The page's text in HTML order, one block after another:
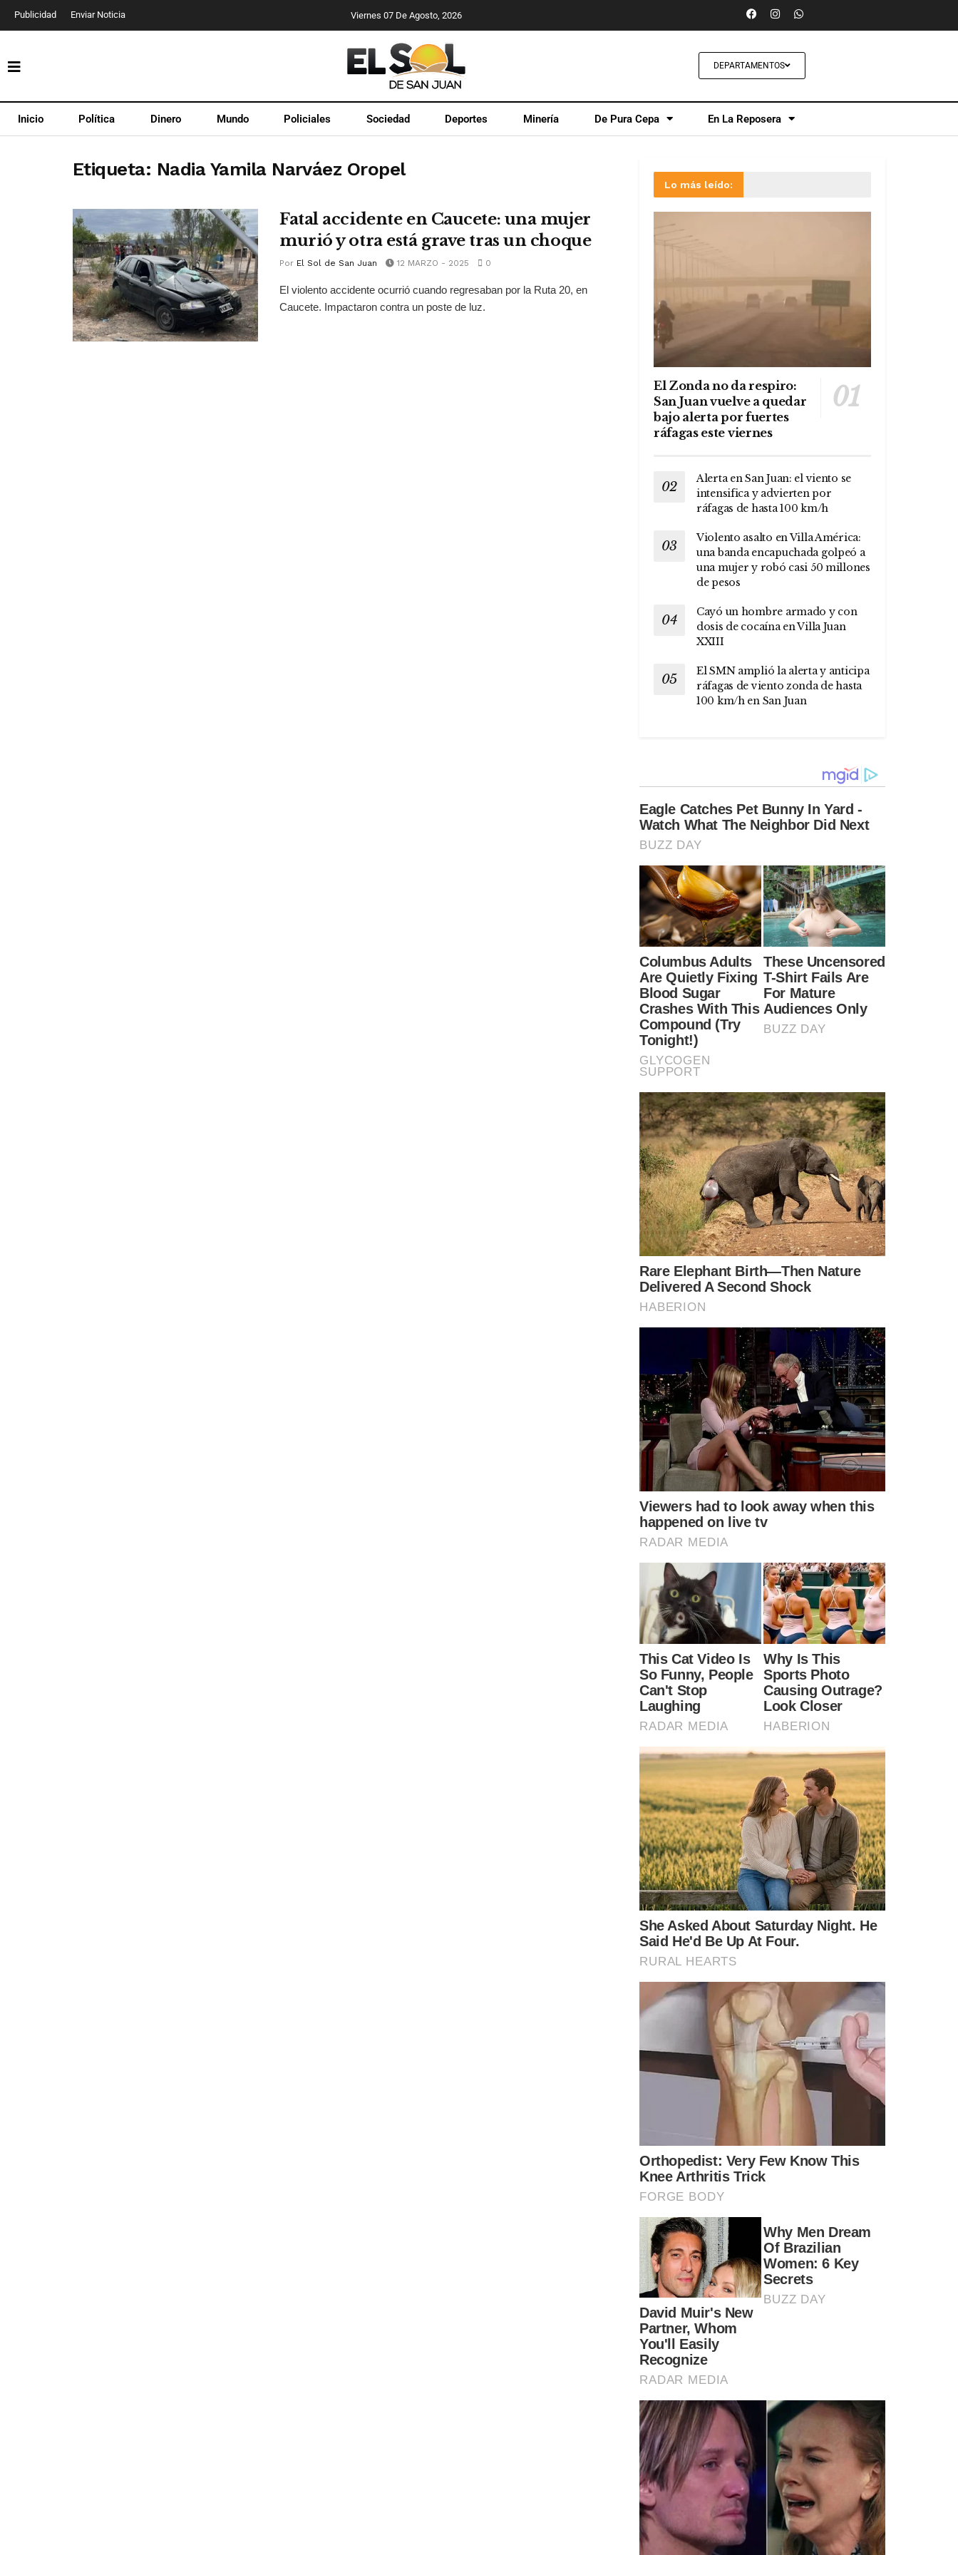
Publicidad Enviar Noticia Viernes 07 De Agosto, 2026
DEPARTAMENTOS
Inicio Política Dinero Mundo Policiales Sociedad Deportes Minería De Pura Cepa En La Reposera
Etiqueta: Nadia Yamila Narváez Oropel
Fatal accidente en Caucete: una mujer
murió y otra está grave tras un choque
Por El Sol de San Juan 12 MARZO - 2025 0
El violento accidente ocurrió cuando regresaban por la Ruta 20, en
Caucete. Impactaron contra un poste de luz.
Lo más leído:
El Zonda no da respiro:
San Juan vuelve a quedar
bajo alerta por fuertes
ráfagas este viernes
Alerta en San Juan: el viento se
intensifica y advierten por
ráfagas de hasta 100 km/h
Violento asalto en Villa América:
una banda encapuchada golpeó a
una mujer y robó casi 50 millones
de pesos
Cayó un hombre armado y con
dosis de cocaína en Villa Juan
XXIII
El SMN amplió la alerta y anticipa
ráfagas de viento zonda de hasta
100 km/h en San Juan